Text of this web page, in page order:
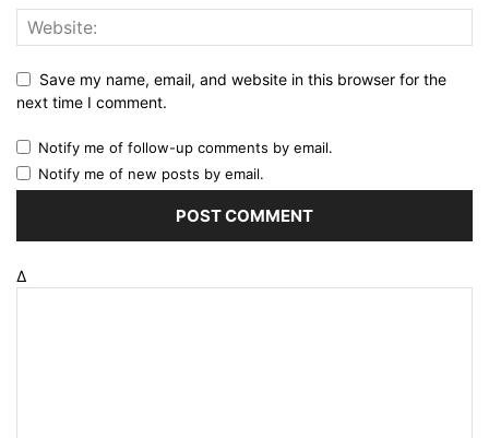
Save my name, email, and website in this browser for the
next time I comment.
Notify me of follow-up comments by email.
Notify me of new posts by email.
Δ